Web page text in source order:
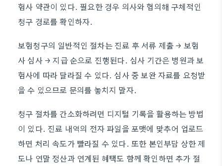
험사 약관이 있다. 필요한 경우 의사와 협의해 구체적인
청구 경로를 확인하자.
보험청구의 일반적인 절차는 진료 후 서류 제출 → 보험
사 심사 → 지급 순으로 진행된다. 심사 기간은 병원과 보
험사에 따라 달라질 수 있다. 심사 중 보완 자료를 요청받
을 수 있으므로 문의를 놓치지 말자.
청구 절차를 간소화하려면 디지털 기록을 활용하는 방법
이 있다. 진료 내역의 전자 파일을 포맷에 맞추어 업로드
하면 처리 속도가 빨라질 수 있다. 또한 본인부담 상한 제
도나 연말 정산과 연계된 혜택도 함께 확인하면 추가 절